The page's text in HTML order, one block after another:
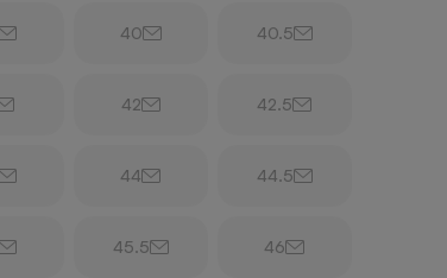
40 40.5
42 42.5
44 44.5
45.5 46